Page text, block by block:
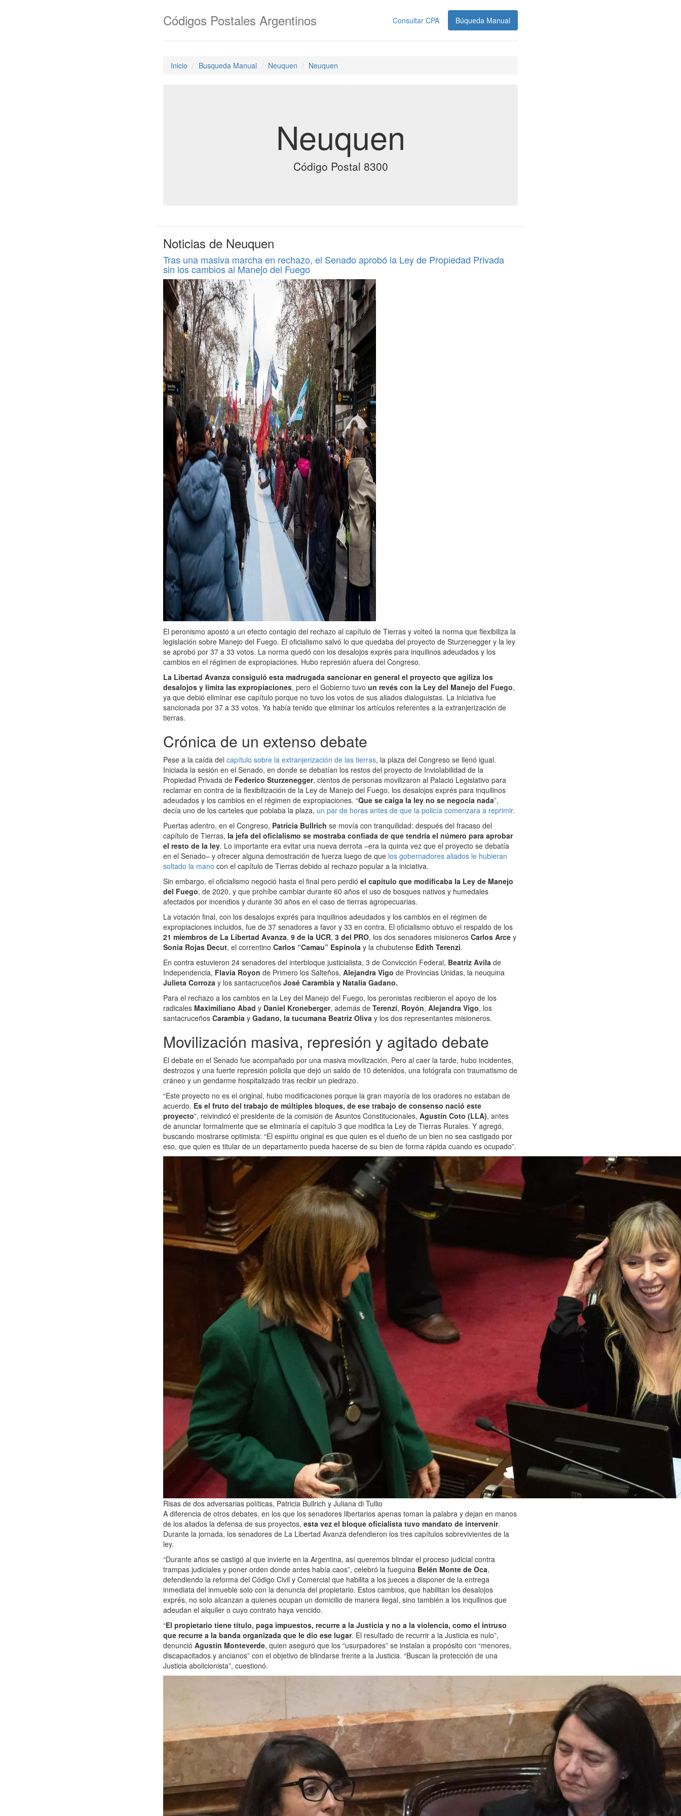
Consultar CPA Búqueda Manual
Códigos Postales Argentinos
Inicio Busqueda Manual Neuquen Neuquen
Neuquen
Código Postal 8300
Noticias de Neuquen
Tras una masiva marcha en rechazo, el Senado aprobó la Ley de Propiedad Privada
sin los cambios al Manejo del Fuego
El peronismo apostó a un efecto contagio del rechazo al capítulo de Tierras y volteó la norma que flexibiliza la
legislación sobre Manejo del Fuego. El oficialismo salvó lo que quedaba del proyecto de Sturzenegger y la ley
se aprobó por 37 a 33 votos. La norma quedó con los desalojos exprés para inquilinos adeudados y los
cambios en el régimen de expropiaciones. Hubo represión afuera del Congreso.
La Libertad Avanza consiguió esta madrugada sancionar en general el proyecto que agiliza los
desalojos y limita las expropiaciones, pero el Gobierno tuvo un revés con la Ley del Manejo del Fuego,
ya que debió eliminar ese capítulo porque no tuvo los votos de sus aliados dialoguistas. La iniciativa fue
sancionada por 37 a 33 votos. Ya había tenido que eliminar los artículos referentes a la extranjerización de
tierras.
Crónica de un extenso debate
Pese a la caída del capítulo sobre la extranjerización de las tierras, la plaza del Congreso se llenó igual.
Iniciada la sesión en el Senado, en donde se debatían los restos del proyecto de Inviolabilidad de la
Propiedad Privada de Federico Sturzenegger, cientos de personas movilizaron al Palacio Legislativo para
reclamar en contra de la flexibilización de la Ley de Manejo del Fuego, los desalojos exprés para inquilinos
adeudados y los cambios en el régimen de expropiaciones. “Que se caiga la ley no se negocia nada”,
decía uno de los carteles que poblaba la plaza, un par de horas antes de que la policía comenzara a reprimir.
Puertas adentro, en el Congreso, Patricia Bullrich se movía con tranquilidad: después del fracaso del
capítulo de Tierras, la jefa del oficialismo se mostraba confiada de que tendría el número para aprobar
el resto de la ley. Lo importante era evitar una nueva derrota –era la quinta vez que el proyecto se debatía
en el Senado– y ofrecer alguna demostración de fuerza luego de que los gobernadores aliados le hubieran
soltado la mano con el capítulo de Tierras debido al rechazo popular a la iniciativa.
Sin embargo, el oficialismo negoció hasta el final pero perdió el capítulo que modificaba la Ley de Manejo
del Fuego, de 2020, y que prohíbe cambiar durante 60 años el uso de bosques nativos y humedales
afectados por incendios y durante 30 años en el caso de tierras agropecuarias.
La votación final, con los desalojos exprés para inquilinos adeudados y los cambios en el régimen de
expropiaciones incluidos, fue de 37 senadores a favor y 33 en contra. El oficialismo obtuvo el respaldo de los
21 miembros de La Libertad Avanza, 9 de la UCR, 3 del PRO, los dos senadores misioneros Carlos Arce y
Sonia Rojas Decut, el correntino Carlos “Camau” Espínola y la chubutense Edith Terenzi.
En contra estuvieron 24 senadores del interbloque justicialista, 3 de Convicción Federal, Beatriz Avila de
Independencia, Flavia Royon de Primero los Salteños, Alejandra Vigo de Provincias Unidas, la neuquina
Julieta Corroza y los santacruceños José Carambia y Natalia Gadano.
Para el rechazo a los cambios en la Ley del Manejo del Fuego, los peronistas recibieron el apoyo de los
radicales Maximiliano Abad y Daniel Kroneberger, además de Terenzi, Royón, Alejandra Vigo, los
santacruceños Carambia y Gadano, la tucumana Beatriz Oliva y los dos representantes misioneros.
Movilización masiva, represión y agitado debate
El debate en el Senado fue acompañado por una masiva movilización. Pero al caer la tarde, hubo incidentes,
destrozos y una fuerte represión policila que dejó un saldo de 10 detenidos, una fotógrafa con traumatismo de
cráneo y un gendarme hospitalizado tras recibir un piedrazo.
“Este proyecto no es el original, hubo modificaciones porque la gran mayoría de los oradores no estaban de
acuerdo. Es el fruto del trabajo de múltiples bloques, de ese trabajo de consenso nació este
proyecto”, reivindicó el presidente de la comisión de Asuntos Constitucionales, Agustín Coto (LLA), antes
de anunciar formalmente que se eliminaría el capítulo 3 que modifica la Ley de Tierras Rurales. Y agregó,
buscando mostrarse optimista: “El espíritu original es que quien es el dueño de un bien no sea castigado por
eso, que quien es titular de un departamento pueda hacerse de su bien de forma rápida cuando es ocupado”.
Risas de dos adversarias políticas, Patricia Bullrich y Juliana di Tullio
A diferencia de otros debates, en los que los senadores libertarios apenas toman la palabra y dejan en manos
de los aliados la defensa de sus proyectos, esta vez el bloque oficialista tuvo mandato de intervenir.
Durante la jornada, los senadores de La Libertad Avanza defendieron los tres capítulos sobrevivientes de la
ley.
“Durante años se castigó al que invierte en la Argentina, así queremos blindar el proceso judicial contra
trampas judiciales y poner orden donde antes había caos”, celebró la fueguina Belén Monte de Oca,
defendiendo la reforma del Código Civil y Comercial que habilita a los jueces a disponer de la entrega
inmediata del inmueble solo con la denuncia del propietario. Estos cambios, que habilitan los desalojos
exprés, no solo alcanzan a quienes ocupan un domicilio de manera ilegal, sino también a los inquilinos que
adeudan el alquiler o cuyo contrato haya vencido.
“El propietario tiene título, paga impuestos, recurre a la Justicia y no a la violencia, como el intruso
que recurre a la banda organizada que le dio ese lugar. El resultado de recurrir a la Justicia es nulo”,
denunció Agustín Monteverde, quien aseguró que los “usurpadores” se instalan a propósito con “menores,
discapacitados y ancianos” con el objetivo de blindarse frente a la Justicia. “Buscan la protección de una
Justicia abolicionista”, cuestionó.